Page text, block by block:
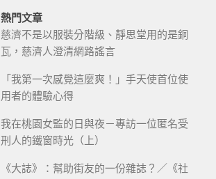
熱門文章
慈濟不是以服裝分階級、靜思堂用的是銅
瓦，慈濟人澄清網路謠言
「我第一次感覺這麼爽！」手天使首位使
用者的體驗心得
我在桃園女監的日與夜－專訪一位匿名受
刑人的鐵窗時光（上）
《大誌》：幫助街友的一份雜誌？／《社